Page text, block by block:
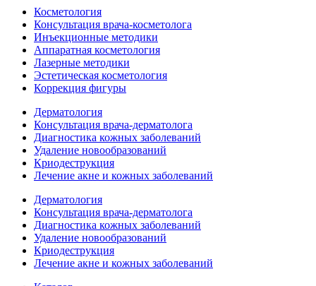
Косметология
Консультация врача-косметолога
Инъекционные методики
Аппаратная косметология
Лазерные методики
Эстетическая косметология
Коррекция фигуры
Дерматология
Консультация врача-дерматолога
Диагностика кожных заболеваний
Удаление новообразований
Криодеструкция
Лечение акне и кожных заболеваний
Дерматология
Консультация врача-дерматолога
Диагностика кожных заболеваний
Удаление новообразований
Криодеструкция
Лечение акне и кожных заболеваний